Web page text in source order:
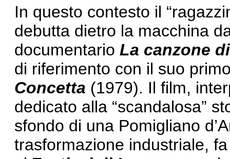
In questo contesto il
debutta dietro la macchina
documentario La canzone
di riferimento con il suo
Concetta (1979). Il film,
dedicato alla “scandalosa”
sfondo di una Pomigliano
trasformazione industriale,